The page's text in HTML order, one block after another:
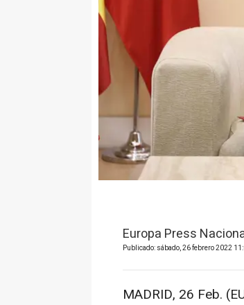
Europa Press
Publicado: sábado, 26 febrero 2022
MADRID, 26 Feb.